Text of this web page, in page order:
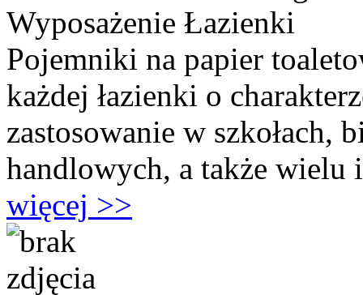
Wyposażenie Łazienki
Pojemniki na papier
każdej łazienki o
zastosowanie w szkołach,
handlowych, a także wielu
więcej >>